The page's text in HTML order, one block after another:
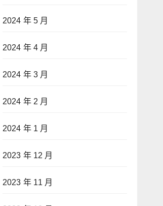
2024 年 5 月
2024 年 4 月
2024 年 3 月
2024 年 2 月
2024 年 1 月
2023 年 12 月
2023 年 11 月